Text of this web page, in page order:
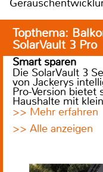
Topthema:
SolarVault 3 Pro
Smart sparen
Die SolarVault 3
von Jackerys
Pro-Version bietet
Haushalte mit
>> Mehr erfahren
>> Alle anzeigen